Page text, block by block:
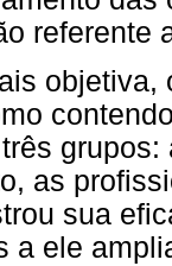
referente
objetiva,
as
sua
a ele